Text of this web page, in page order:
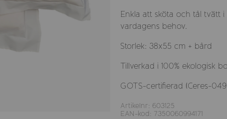
Enkla att sköta och tål tvätt
vardagens behov.
Storlek: 38x55 cm + bård
Tillverkad i 100% ekologisk
GOTS-certifierad (Ceres-
Artikelnr: 603125
EAN-kod: 7350060994171